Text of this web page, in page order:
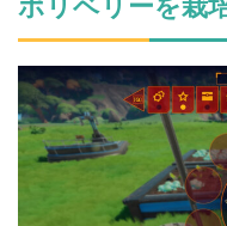
ポリベリーを栽